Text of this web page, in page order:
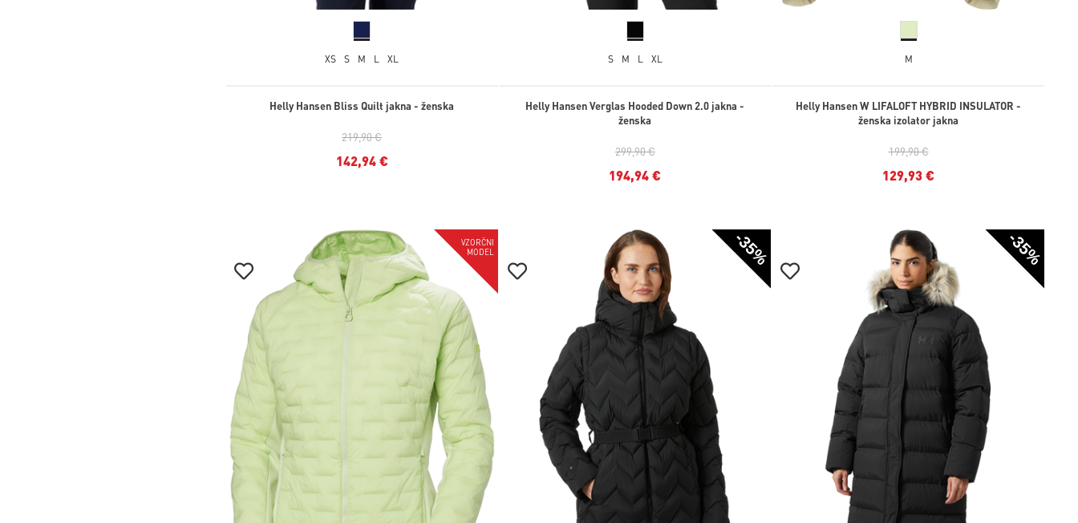
XS S M L XL
Helly Hansen Bliss Quilt jakna - ženska
219,90 €
142,94 €
S M L XL
Helly Hansen Verglas Hooded Down 2.0 jakna -
ženska
299,90 €
194,94 €
M
Helly Hansen W LIFALOFT HYBRID INSULATOR -
ženska izolator jakna
199,90 €
129,93 €
-35%
VZORČNI
MODEL
-35% -35%